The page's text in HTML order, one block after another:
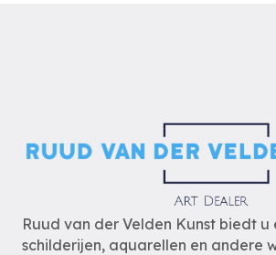
Ruud van der Velden Kunst biedt u
schilderijen, aquarellen en andere